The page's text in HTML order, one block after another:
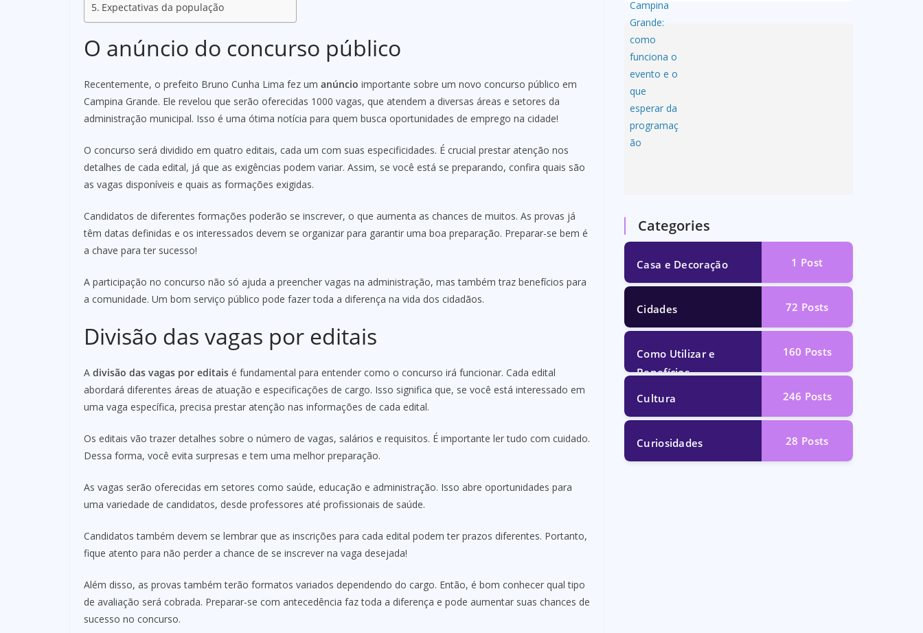
Expectativas da população
O anúncio do concurso público
Recentemente, o prefeito Bruno Cunha Lima fez um anúncio importante sobre um novo concurso público em
Campina Grande. Ele revelou que serão oferecidas 1000 vagas, que atendem a diversas áreas e setores da
administração municipal. Isso é uma ótima notícia para quem busca oportunidades de emprego na cidade!
O concurso será dividido em quatro editais, cada um com suas especificidades. É crucial prestar atenção nos
detalhes de cada edital, já que as exigências podem variar. Assim, se você está se preparando, confira quais são
as vagas disponíveis e quais as formações exigidas.
Candidatos de diferentes formações poderão se inscrever, o que aumenta as chances de muitos. As provas já
têm datas definidas e os interessados devem se organizar para garantir uma boa preparação. Preparar-se bem é
a chave para ter sucesso!
A participação no concurso não só ajuda a preencher vagas na administração, mas também traz benefícios para
a comunidade. Um bom serviço público pode fazer toda a diferença na vida dos cidadãos.
Divisão das vagas por editais
A divisão das vagas por editais é fundamental para entender como o concurso irá funcionar. Cada edital
abordará diferentes áreas de atuação e especificações de cargo. Isso significa que, se você está interessado em
uma vaga específica, precisa prestar atenção nas informações de cada edital.
Os editais vão trazer detalhes sobre o número de vagas, salários e requisitos. É importante ler tudo com cuidado.
Dessa forma, você evita surpresas e tem uma melhor preparação.
As vagas serão oferecidas em setores como saúde, educação e administração. Isso abre oportunidades para
uma variedade de candidatos, desde professores até profissionais de saúde.
Candidatos também devem se lembrar que as inscrições para cada edital podem ter prazos diferentes. Portanto,
fique atento para não perder a chance de se inscrever na vaga desejada!
Além disso, as provas também terão formatos variados dependendo do cargo. Então, é bom conhecer qual tipo
de avaliação será cobrada. Preparar-se com antecedência faz toda a diferença e pode aumentar suas chances de
sucesso no concurso.
Categories
Casa e Decoração 1 Post
Cidades 72 Posts
Como Utilizar e
Benefícios
160 Posts
Cultura 246 Posts
Curiosidades 28 Posts